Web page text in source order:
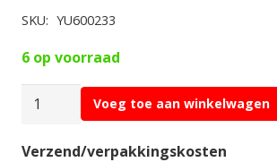
SKU: YU600233
6 op voorraad
Yuki
Balancer
Voeg toe aan winkelwagen
Verzend/verpakkingskosten